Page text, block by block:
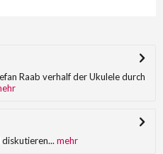
Raab verhalf der Ukulele durch
mehr